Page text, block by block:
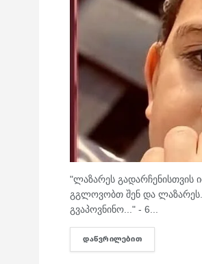
"ლაზარეს
გგლოვობთ შენ და
გვაპოვნინო..." - 6...
ᲓᲐᲬᲕᲠᲘᲚᲔᲑᲘᲗ